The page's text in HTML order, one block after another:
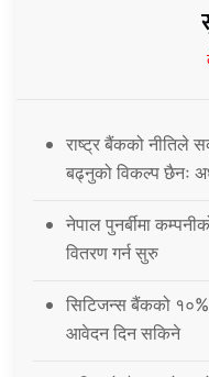
राष्ट्र बैंकको नीतिले
बढ्नुको विकल्प छैनः
नेपाल पुनर्बीमा
वितरण गर्न सुरु
सिटिजन्स बैंकको
आवेदन दिन सकिने